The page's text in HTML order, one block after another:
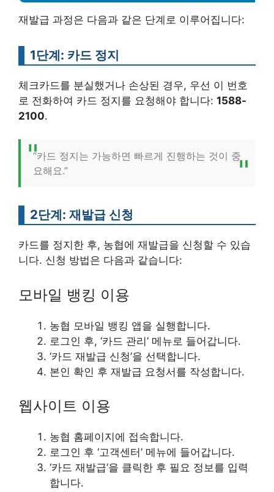
재발급 과정은 다음과 같은 단계로 이루어집니다:
1단계: 카드 정지
체크카드를 분실했거나 손상된 경우, 우선 이 번호
로 전화하여 카드 정지를 요청해야 합니다: 1588-
2100.
“카드 정지는 가능하면 빠르게 진행하는 것이 중
요해요.”
2단계: 재발급 신청
카드를 정지한 후, 농협에 재발급을 신청할 수 있습
니다. 신청 방법은 다음과 같습니다:
모바일 뱅킹 이용
농협 모바일 뱅킹 앱을 실행합니다.
로그인 후, ‘카드 관리’ 메뉴로 들어갑니다.
‘카드 재발급 신청’을 선택합니다.
본인 확인 후 재발급 요청서를 작성합니다.
웹사이트 이용
농협 홈페이지에 접속합니다.
로그인 후 ‘고객센터’ 메뉴에 들어갑니다.
‘카드 재발급’을 클릭한 후 필요 정보를 입력
합니다.